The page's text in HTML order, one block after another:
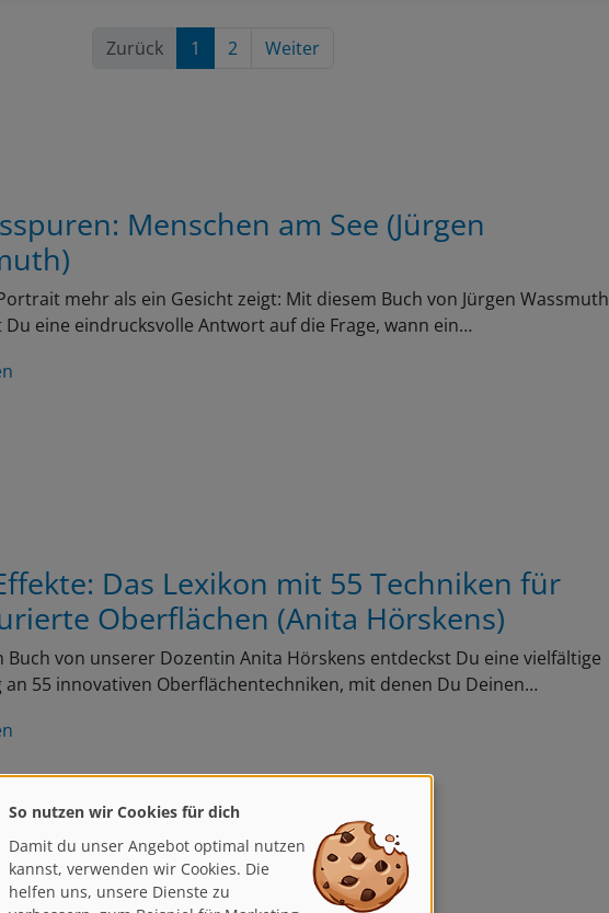
Zurück 1 2 Weiter
Menschen am See (Jürgen
mehr als ein Gesicht zeigt: Mit diesem Buch von Jürgen Wassmuth
eine eindrucksvolle Antwort auf die Frage, wann ein…
Das Lexikon mit 55 Techniken für
Oberflächen (Anita Hörskens)
Buch von unserer Dozentin Anita Hörskens entdeckst Du eine vielfältige
an 55 innovativen Oberflächentechniken, mit denen Du Deinen…
So nutzen wir Cookies für dich
Damit du unser Angebot optimal nutzen
kannst, verwenden wir Cookies. Die
helfen uns, unsere Dienste zu